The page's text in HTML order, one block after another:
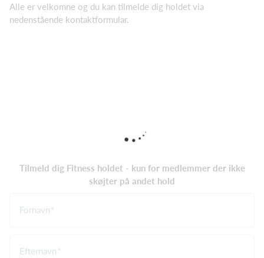
Alle er velkomne og du kan tilmelde dig holdet via
nedenstående kontaktformular.
Tilmeld dig Fitness holdet - kun for medlemmer der ikke
skøjter på andet hold
Fornavn
Efternavn